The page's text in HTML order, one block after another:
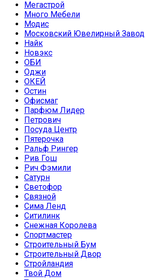
Мегастрой
Много Мебели
Модис
Московский Ювелирный Завод
Найк
Новэкс
ОБИ
Оджи
ОКЕЙ
Остин
Офисмаг
Парфюм Лидер
Петрович
Посуда Центр
Пятерочка
Ральф Рингер
Рив Гош
Рич Фэмили
Сатурн
Светофор
Связной
Сима Ленд
Ситилинк
Снежная Королева
Спортмастер
Строительный Бум
Строительный Двор
Стройландия
Твой Дом